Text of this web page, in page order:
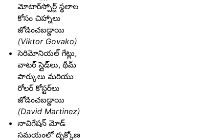
మోటార్‌స్పోర్ట్ స్థలాల
కోసం చిహ్నాలు
జోడించబడ్డాయి
(Viktor Govako)
సెరిమోనియల్ గేట్లు,
వాటర్ స్లైడ్‌లు, థీమ్
పార్కులు మరియు
రోలర్ కోస్టర్‌లు
జోడించబడ్డాయి
(David Martinez)
నావిగేషన్ మోడ్
సమయంలో దృక్కోణ